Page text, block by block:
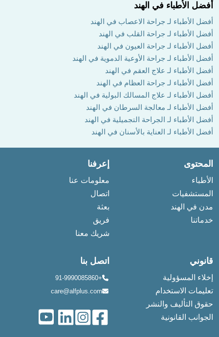
أفضل الأطباء في الهند
أفضل الأطباء لـ جراحة الاعصاب في الهند
أفضل الأطباء لـ جراحة القلب في الهند
أفضل الأطباء لـ جراحة العيون في الهند
أفضل الأطباء لـ جراحة الأوعية الدموية في الهند
أفضل الأطباء لـ علاج العقم في الهند
أفضل الأطباء لـ جراحة العظام في الهند
أفضل الأطباء لـ علاج المسالك البولية في الهند
أفضل الأطباء لـ معالجة السرطان في الهند
أفضل الأطباء لـ الجراحة التجميلية في الهند
أفضل الأطباء لـ العناية بالأسنان في الهند
المحتوى
الأطباء
المستشفيات
مدن في الهند
خدماتنا
إعرفنا
معلومات عنا
اتصال
بعثة
فريق
شريك معنا
قانوني
إخلاء المسؤولية
تعليمات الاستخدام
حقوق التأليف والنشر
الجوانب القانونية
اتصل بنا
+91-9990085860
care@alfplus.com